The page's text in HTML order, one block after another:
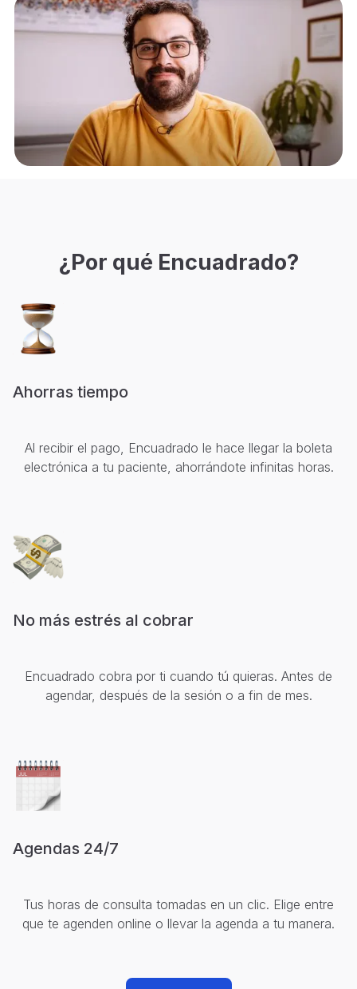
¿Por qué Encuadrado?
Ahorras tiempo
Al recibir el pago, Encuadrado le hace llegar la boleta
electrónica a tu paciente, ahorrándote infinitas horas.
No más estrés al cobrar
Encuadrado cobra por ti cuando tú quieras. Antes de
agendar, después de la sesión o a fin de mes.
Agendas 24/7
Tus horas de consulta tomadas en un clic. Elige entre
que te agenden online o llevar la agenda a tu manera.